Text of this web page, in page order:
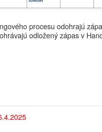
procesu odohrajú
odložený zápas v